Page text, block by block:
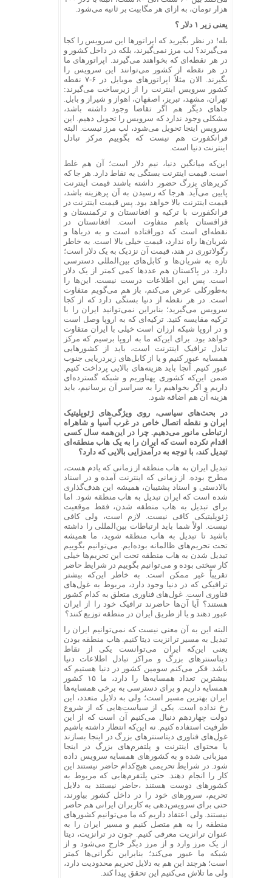
هزار تومان، به ازای هر مگابیت بر ثانیه می‌شود.
یعنی زیر ۱ دلار ؟
بله! در نظر بگیرید که اپراتورها این سرویس را کجا
می‌گیرند؟ لب مرز نمی‌گیرند، بلکه در داخل کشور و
در هر نقطه‌ای که بخواهند می‌گیرند. اپراتورهای ما
در هر نقطه از کشور می‌توانند این سرویس را
بگیرند. الان مثلاً اپراتورهای موبایل در ۶-۷ نقطه
کشور سرویس اینترنت را از زیرساخت می‌گیرند:
تهران، مشهد، تبریز، اصفهان، اهواز و شیراز و بابل.
جاهای دیگر هم اگر تقاضا وجود داشته باشد،
مشکلی وجود ندارد که سرویس را تحویل دهیم. این
سرویس اینجا تحویل می‌شود، لب مرز نیست. البته
فرانکفورت هم نیست که بگوییم مرکز تبادل
اینترنت دنیا است.
این‌که میانگین دنیا، نیم دلار است؛ آن هم غلط
است. قیمت اینترنت بستگی به نقاط دارد. هر جا که
کریرهای بزرگ حضور داشته باشند قیمت اینترنت
پایین می‌آید. هرجا که رسیدن به آن پرهزینه باشد،
قیمت اینترنت بالا خواهد بود. پس قیمت اینترنت در
فرانکفورت با ترکیه و افغانستان و ترکمنستان و
قزاقستان باهم متفاوت است. افغانستان در
نقطه‌ای است که دورافتاده است و به دریاها و
شریان‌ها راه ندارد، قیمت خیلی بالا است. به خاطر
رگولاتوری در هند، قیمت آن نزدیک به یک دلار است؛
تازه به شریان‌ها و کابل‌های بین‌المللی دسترسی
دارد. در پاکستان هم عددها کمی کمتر از یک دلار
است. پس این اطلاعات درست نیست. این‌ها را
به‌طورکلی عرض می‌کنم، باز هم می‌گویم متفاوت
است. در هر نقطه از دنیا بستگی دارد که از کجا
سرویس می‌گیرید؛ بنابراین نمی‌توانید ایران را با
ترکیه مقایسه کنید. ترکیه‌ای که به اروپا وصل است
و در اروپا شبکه ارزان است خیلی با ایران متقاوت
خواهد بود. برای این‌که ما به اروپا برسیم که مرکز
تبادل ترافیک اینترنت است، باید از کشورهایی
همسایه عبور کنیم و یا از کابل‌های زیردریایی جنوب
عبور کنیم. آنجا باید هزینه‌های بالایی پرداخت کنیم.
ضمن این‌که کشوری پهناوریم و شبکه گسترده‌ای
داریم و اگر بخواهیم را به سراسر آن برسانیم، باید
هزینه آن هم اضافه شود.
در بحث‌های سیاسی، روی ویژگی‌های ژئوپلیتیک
ایران و نقطه اتصال خاص در غرب آسیا و شاهراه
ارتباطی مانور می‌دهیم. چرا در این‌همه سال کسی
اقدام نکرده است که ایران را به یک هاب منطقه‌ای
تبدیل کند، با توجه به درآمدزایی بالایی که دارد؟
تبدیل ایران به هاب منطقه از زمانی که یادم هست،
مطرح بوده. از زمانی که اینترنت آمده و در اسناد
بالادستی و اسناد پشتیبان، همیشه این هدف‌گذاری
شده است که ایران تبدیل به هاب منطقه شود. اما
برای تبدیل به هاب منطقه شدن، فقط موقعیت
ژئوپلیتیکی کافی نیست. لازم است، ولی کافی
نیست. اولاً شما باید ارتباطات بین‌المللی را داشته
باشید تا تبدیل به هاب منطقه شوید، ما همیشه
تحت تحریم‌های ظالمانه بوده‌ایم. می‌توانیم بگوییم
تبدیل شدن به هاب منطقه تحت این تحریم‌ها خیلی
کار سختی بوده و می‌توانیم بگوییم در شرایط حاضر
تقریباً غیر ممکن است. به خاطر این‌که بیشتر
ترافیکی که در دنیا وجود دارد، مربوط به غول‌های
فناوری است. غول‌های فناوری متعلق به کدام کشور
هستند؟ آیا آن‌ها حاضرند ترافیک خود را از ایران
عبور دهند و یا از طریق ایران در منطقه توزیع کنند؟
البته این به آن معنی نیست که نمی‌توانیم ایران را
تبدیل به مسیر ترانزیت دیتا کنیم. هاب منطقه بودن
یعنی این‌که ایران می‌توانست یکی از نقاط
دیتاسنترهای بزرگ و مراکز تبادل اطلاعات دنیا
باشد. فکر می‌کنم سومین کشور در دنیا هستیم که
بیشترین تعداد همسایه‌ها را دارد، ما ۱۵ کشور
همسایه داریم و برای دسترسی به برخی همسایه‌ها
ایران بهترین مسیر است؛ ولی به دلایل متعدد، این
رخ نداده است. یکی از سیاست‌هایی که از شروع
دولت چهاردهم دنبال می‌کنیم آن است که از این
ظرفیت استفاده کنیم. نه این‌که انتظار داشته باشیم
غول‌های فناوری دیتاسنترهای بزرگ در اینجا بسازند
یا محتوای اینترنت و پلتفرم‌های بزرگ در اینجا
میزبانی شده و به کشورهای همسایه سرویس داده
شود. در شرایط تحریمی هیچ‌کدام حاضر نیستند این
کار را انجام دهند. حتی پلتفرم‌هایی که مربوط به
کشورهای دوست هستند ،حاضر نیستند به دلایل
تحریم، سرورهای خود را در داخل کشور بیاورند،
حتی برای سرویس‌دهی به کاربران ایرانی هم حاضر
نیستند. ولی اعتقاد داریم که ما می‌توانیم کشورهای
منطقه را به هم متصل کنیم و مسیر ایران را به
عنوان ترانزیت معرفی کنیم. چون در ترانزیت، دیتا
از یک مرز وارد و از مرز دیگر خارج می‌شود و از
شبکه ما عبور می‌کند؛ بنابراین نگرانی‌ها کمتر
است؛ هرچند این هم به دلایل تحریم محدودیت دارد،
ولی ما تلاش می‌کنیم این تحقق پیدا کند.